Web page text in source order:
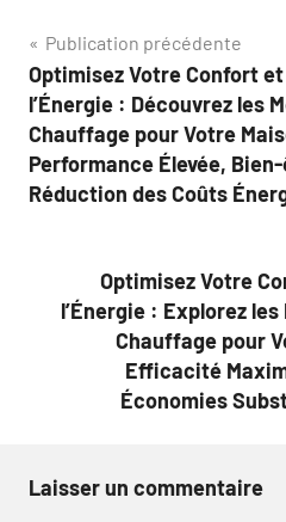
Navigation
de
l’article
Publication précédente
Optimisez Votre Confort
l’Énergie : Découvrez les
Chauffage pour Votre
Performance Élevée,
Réduction des Coûts
Optimisez Votre
l’Énergie : Explorez
Chauffage pour
Efficacité
Économies
Laisser un commentaire